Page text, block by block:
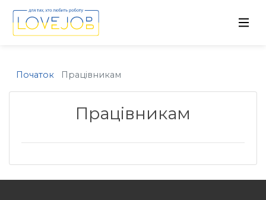
Початок Працівникам
Працівникам